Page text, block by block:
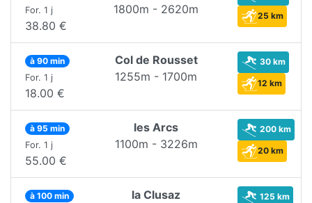
For. 1 j
38.80 €
1800m - 2620m
25 km
à 90 min
For. 1 j
18.00 €
Col de Rousset
1255m - 1700m
30 km
12 km
à 95 min
For. 1 j
55.00 €
les Arcs
1100m - 3226m
200 km
20 km
à 100 min
la Clusaz
125 km